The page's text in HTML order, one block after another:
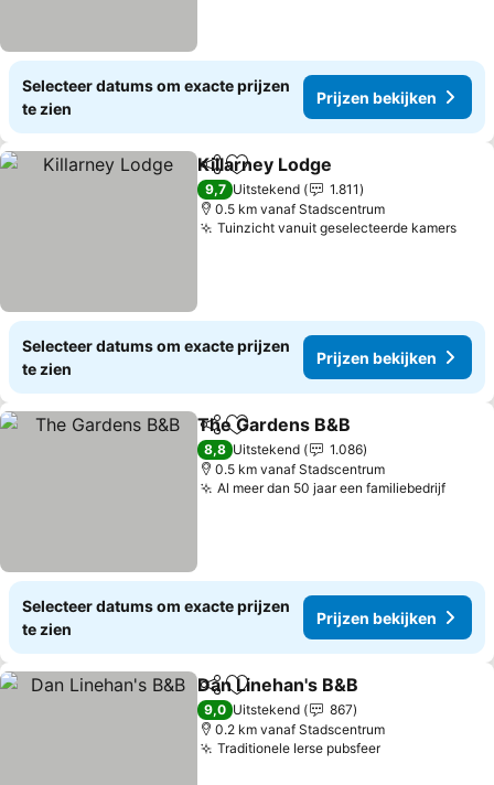
Selecteer datums om exacte prijzen
te zien
Prijzen bekijken
DelenToevoegen aan favorieten
Killarney Lodge
9,7 Uitstekend
1.811
0.5 km vanaf Stadscentrum
Tuinzicht vanuit geselecteerde kamers
Selecteer datums om exacte prijzen
te zien
Prijzen bekijken
DelenToevoegen aan favorieten
The Gardens B&B
8,8 Uitstekend
1.086
0.5 km vanaf Stadscentrum
Al meer dan 50 jaar een familiebedrijf
Selecteer datums om exacte prijzen
te zien
Prijzen bekijken
DelenToevoegen aan favorieten
Dan Linehan's B&B
9,0 Uitstekend
867
0.2 km vanaf Stadscentrum
Traditionele Ierse pubsfeer